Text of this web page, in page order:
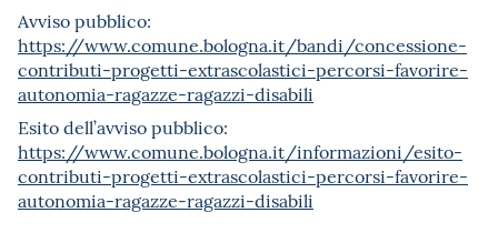
Avviso pubblico:
https://www.comune.bologna.it/bandi/concessione-
contributi-progetti-extrascolastici-percorsi-favorire-
autonomia-ragazze-ragazzi-disabili
Esito dell’avviso pubblico:
https://www.comune.bologna.it/informazioni/esito-
contributi-progetti-extrascolastici-percorsi-favorire-
autonomia-ragazze-ragazzi-disabili